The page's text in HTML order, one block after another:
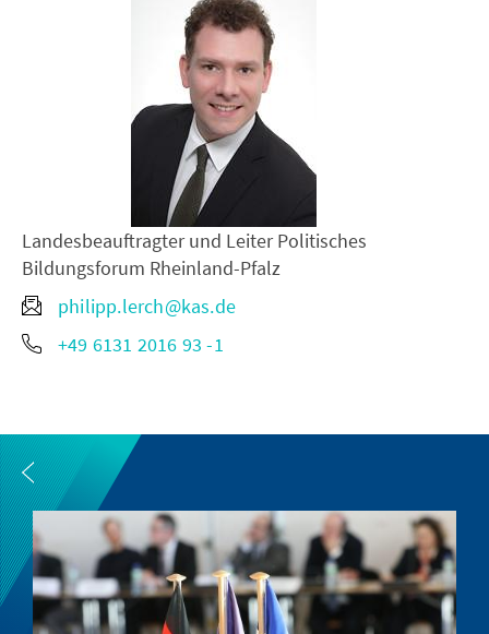
Landesbeauftragter und Leiter Politisches
Bildungsforum Rheinland-Pfalz
philipp.lerch@kas.de
+49 6131 2016 93 -1